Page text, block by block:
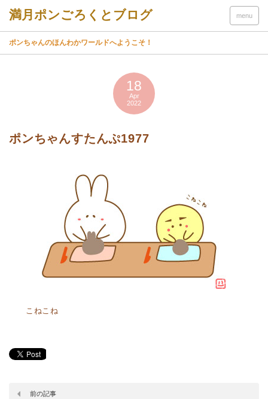
menu
ポンちゃんのほんわかワールドへようこそ！
18
Apr
2022
ポンちゃんすたんぷ1977
こねこね
前の記事